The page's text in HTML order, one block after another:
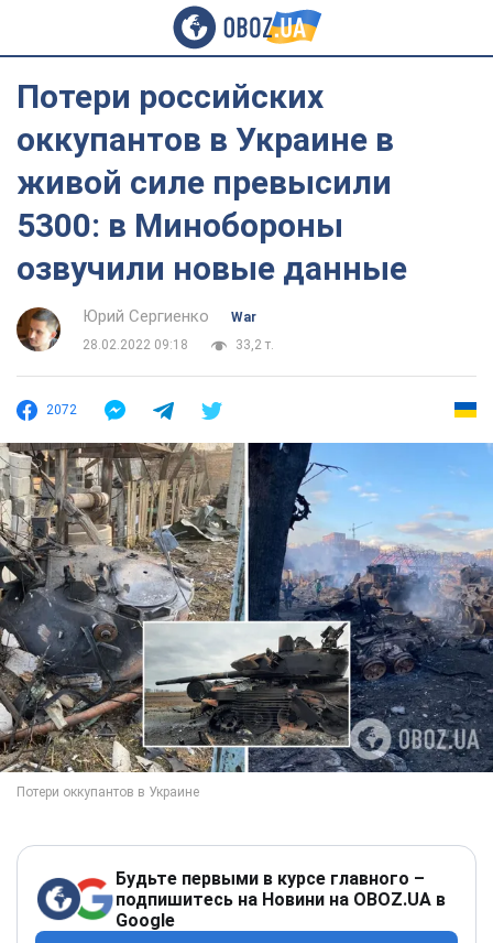
Потери российских
оккупантов в Украине в
живой силе превысили
5300: в Минобороны
озвучили новые данные
Юрий Сергиенко
War
28.02.2022 09:18
33,2 т.
2072
Будьте первыми в курсе главного –
подпишитесь на Новини на OBOZ.UA в
Google